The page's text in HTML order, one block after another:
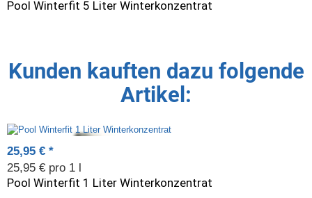
Pool Winterfit 5 Liter Winterkonzentrat
Kunden kauften dazu folgende
Artikel:
Pool Winterfit 1 Liter Winterkonzentrat
25,95 € *
25,95 € pro 1 l